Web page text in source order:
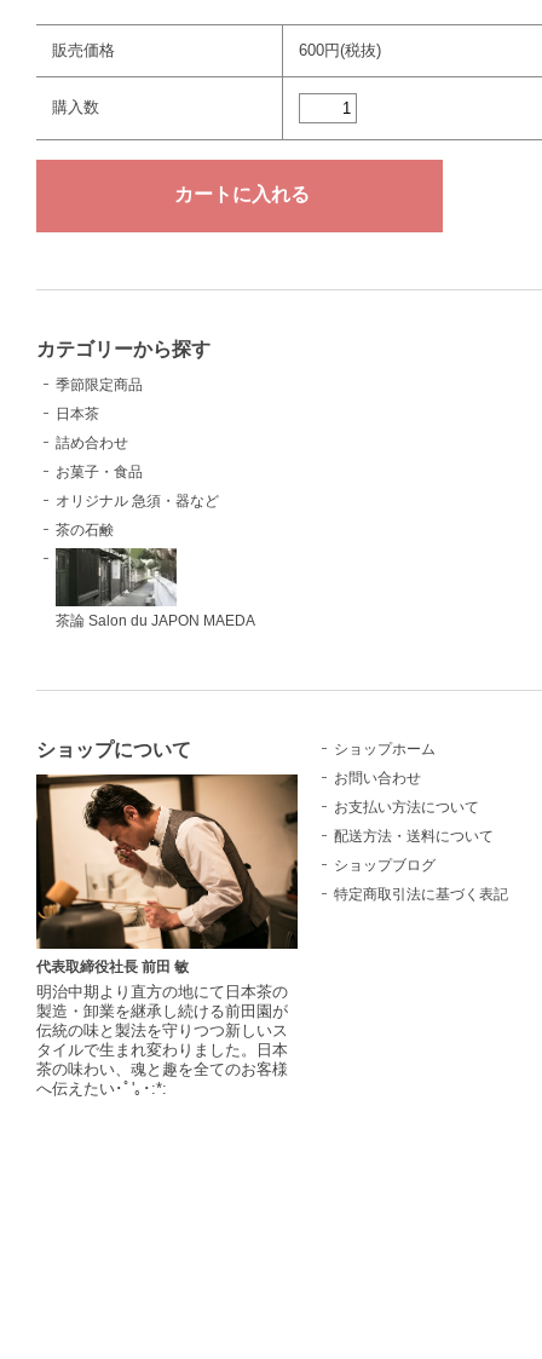
販売価格 600円(税抜)
購入数
カテゴリーから探す
季節限定商品
日本茶
詰め合わせ
お菓子・食品
オリジナル 急須・器など
茶の石鹸
茶論 Salon du JAPON MAEDA
ショップについて
代表取締役社長 前田 敏
明治中期より直方の地にて日本茶の
製造・卸業を継承し続ける前田園が
伝統の味と製法を守りつつ新しいス
タイルで生まれ変わりました。日本
茶の味わい、魂と趣を全てのお客様
へ伝えたい･ﾟ'｡･:*:
ショップホーム
お問い合わせ
お支払い方法について
配送方法・送料について
ショップブログ
特定商取引法に基づく表記